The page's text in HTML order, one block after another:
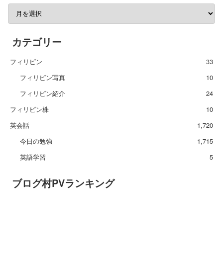
カテゴリー
フィリピン
33
フィリピン写真
10
フィリピン紹介
24
フィリピン株
10
英会話
1,720
今日の勉強
1,715
英語学習
5
ブログ村PVランキング